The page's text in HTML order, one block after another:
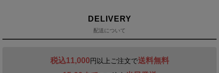
DELIVERY
配送について
税込11,000円以上ご注文で送料無料